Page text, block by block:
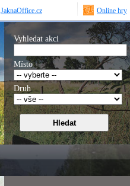
JaknaOffice.cz Online hry
Vyhledat akci
Místo
Druh